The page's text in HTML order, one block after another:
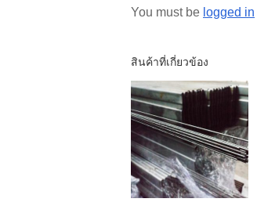
You must be logged in
สินค้าที่เกี่ยวข้อง